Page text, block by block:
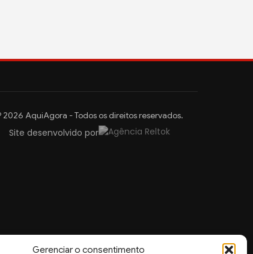
Gerenciar o consentimento
2026 AquiAgora - Todos os direitos reservados.
Site desenvolvido por